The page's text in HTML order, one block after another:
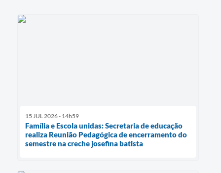
15 JUL 2026 - 14h59
Família e Escola unidas: Secretaria de educação
realiza Reunião Pedagógica de encerramento do
semestre na creche josefina batista